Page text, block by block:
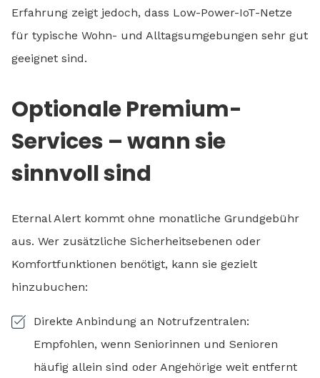
Erfahrung zeigt jedoch, dass Low-Power-IoT-Netze
für typische Wohn- und Alltagsumgebungen sehr gut
geeignet sind.
Optionale Premium-
Services – wann sie
sinnvoll sind
Eternal Alert kommt ohne monatliche Grundgebühr
aus. Wer zusätzliche Sicherheitsebenen oder
Komfortfunktionen benötigt, kann sie gezielt
hinzubuchen:
Direkte Anbindung an Notrufzentralen:
Empfohlen, wenn Seniorinnen und Senioren
häufig allein sind oder Angehörige weit entfernt